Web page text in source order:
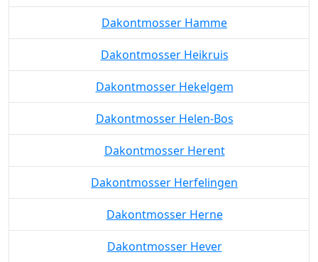
Dakontmosser Hamme
Dakontmosser Heikruis
Dakontmosser Hekelgem
Dakontmosser Helen-Bos
Dakontmosser Herent
Dakontmosser Herfelingen
Dakontmosser Herne
Dakontmosser Hever